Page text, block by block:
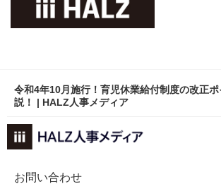
令和4年10月施行！育児休業給付制度の改正
説！ | HALZ人事メディア
お問い合わせ